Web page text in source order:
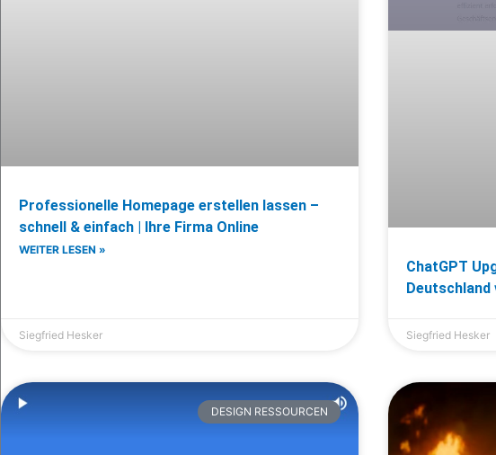
Professionelle Homepage erstellen lassen –
schnell & einfach | Ihre Firma Online
WEITER LESEN »
Siegfried Hesker
ChatGPT
Deutschland
Siegfried Hesker
DESIGN RESSOURCEN